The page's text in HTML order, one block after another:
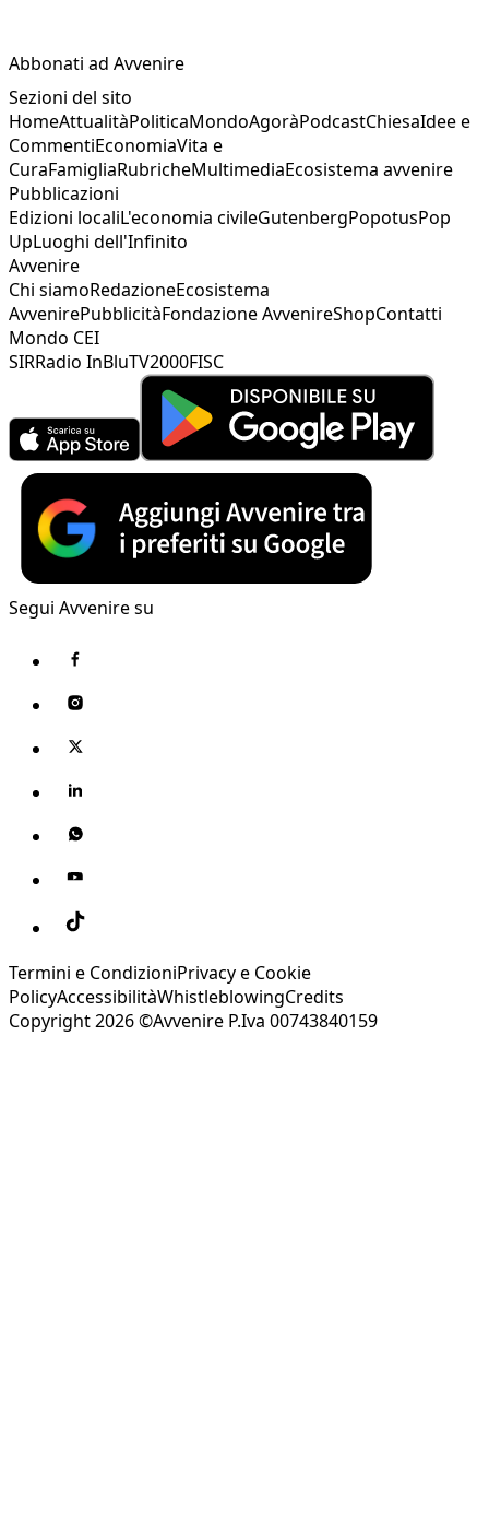
Abbonati ad Avvenire
Sezioni del sito
HomeAttualitàPoliticaMondoAgoràPodcastChiesaIdee e
CommentiEconomiaVita e
CuraFamigliaRubricheMultimediaEcosistema avvenire
Pubblicazioni
Edizioni localiL'economia civileGutenbergPopotusPop
UpLuoghi dell'Infinito
Avvenire
Chi siamoRedazioneEcosistema
AvvenirePubblicitàFondazione AvvenireShopContatti
Mondo CEI
SIRRadio InBluTV2000FISC
Segui Avvenire su
Termini e CondizioniPrivacy e Cookie
PolicyAccessibilitàWhistleblowingCredits
Copyright 2026 ©Avvenire P.Iva 00743840159